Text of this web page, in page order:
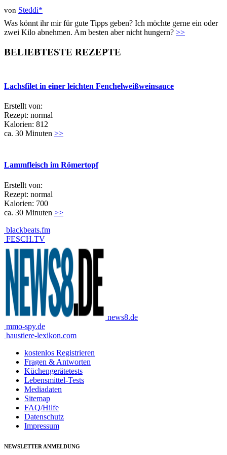
von Steddi*
Was könnt ihr mir für gute Tipps geben? Ich möchte gerne ein oder
zwei Kilo abnehmen. Am besten aber nicht hungern? >>
BELIEBTESTE REZEPTE
Lachsfilet in einer leichten Fenchelweißweinsauce
Erstellt von:
Rezept: normal
Kalorien: 812
ca. 30 Minuten >>
Lammfleisch im Römertopf
Erstellt von:
Rezept: normal
Kalorien: 700
ca. 30 Minuten >>
blackbeats.fm
FESCH.TV
news8.de
mmo-spy.de
haustiere-lexikon.com
kostenlos Registrieren
Fragen & Antworten
Küchengerätetests
Lebensmittel-Tests
Mediadaten
Sitemap
FAQ/Hilfe
Datenschutz
Impressum
NEWSLETTER ANMELDUNG